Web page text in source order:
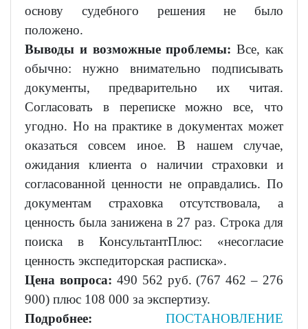
основу судебного решения не было
положено.
Выводы и возможные проблемы: Все, как
обычно: нужно внимательно подписывать
документы, предварительно их читая.
Согласовать в переписке можно все, что
угодно. Но на практике в документах может
оказаться совсем иное. В нашем случае,
ожидания клиента о наличии страховки и
согласованной ценности не оправдались. По
документам страховка отсутствовала, а
ценность была занижена в 27 раз. Строка для
поиска в КонсультантПлюс: «несогласие
ценность экспедиторская расписка».
Цена вопроса: 490 562 руб. (767 462 – 276
900) плюс 108 000 за экспертизу.
Подробнее: ПОСТАНОВЛЕНИЕ